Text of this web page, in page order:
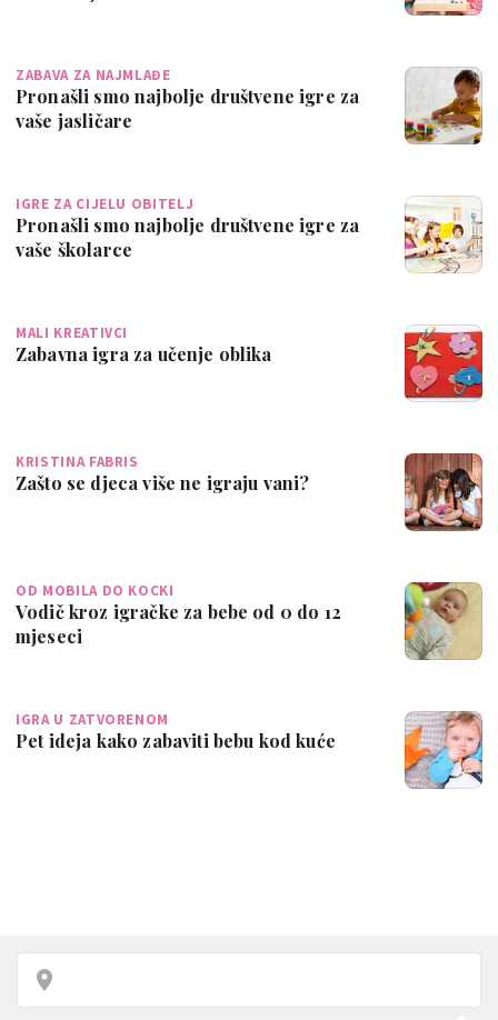
ZABAVA ZA NAJMLAĐE
Pronašli smo najbolje društvene igre za
vaše jasličare
IGRE ZA CIJELU OBITELJ
Pronašli smo najbolje društvene igre za
vaše školarce
MALI KREATIVCI
Zabavna igra za učenje oblika
KRISTINA FABRIS
Zašto se djeca više ne igraju vani?
OD MOBILA DO KOCKI
Vodič kroz igračke za bebe od 0 do 12
mjeseci
IGRA U ZATVORENOM
Pet ideja kako zabaviti bebu kod kuće